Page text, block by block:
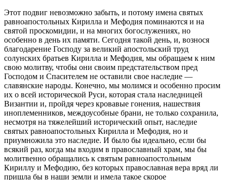
Этот подвиг невозможно забыть, и потому имена святых
равноапостольных Кирилла и Мефодия поминаются и на
святой проскомидии, и на многих богослужениях, но
особенно в день их памяти. Сегодня такой день, и, вознося
благодарение Господу за великий апостольский труд
солунских братьев Кирилла и Мефодия, мы обращаем к ним
свою молитву, чтобы они своим предстательством пред
Господом и Спасителем не оставили свое наследие —
славянские народы. Конечно, мы молимся и особенно просим
их о всей исторической Руси, которая стала наследницей
Византии и, пройдя через кровавые гонения, нашествия
иноплеменников, междоусобные брани, не только сохранила,
несмотря на тяжелейший исторический опыт, наследие
святых равноапостольных Кирилла и Мефодия, но и
приумножила это наследие. И было бы идеально, если бы
всякий раз, когда мы входим в православный храм, мы бы
молитвенно обращались к святым равноапостольным
Кириллу и Мефодию, без которых православная вера вряд ли
пришла бы в наши земли и имела такое скорое